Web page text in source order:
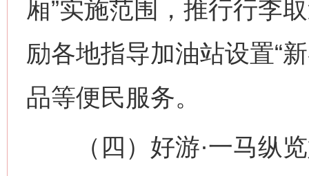
厢”实施范围，推行行李
励各地指导加油站设置“
品等便民服务。
（四）好游·一马纵览